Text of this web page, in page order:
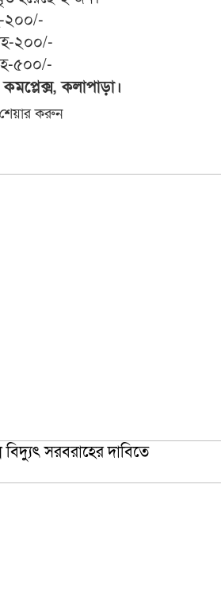
২০০/-
২০০/-
৫০০/-
কমপ্লেক্স, কলাপাড়া।
করুন
বিদ্যুৎ সরবরাহের দাবিতে